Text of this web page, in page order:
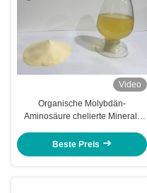
Video
Organische Molybdän-
Aminosäure chelierte Mineral-
Beste Preis